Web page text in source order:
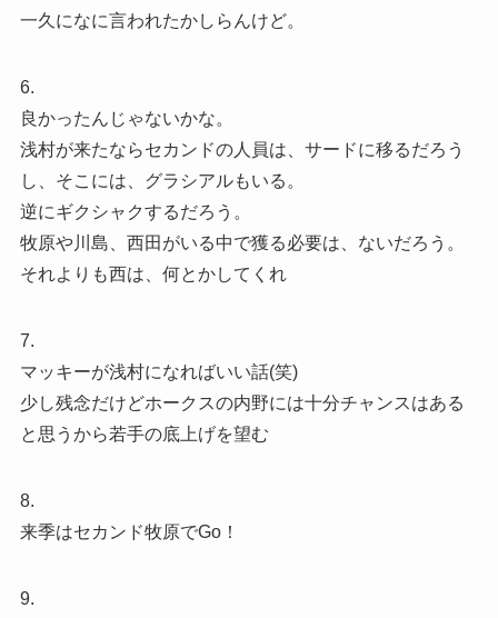
一久になに言われたかしらんけど。
6.
良かったんじゃないかな。
浅村が来たならセカンドの人員は、サードに移るだろう
し、そこには、グラシアルもいる。
逆にギクシャクするだろう。
牧原や川島、西田がいる中で獲る必要は、ないだろう。
それよりも西は、何とかしてくれ
7.
マッキーが浅村になればいい話(笑)
少し残念だけどホークスの内野には十分チャンスはある
と思うから若手の底上げを望む
8.
来季はセカンド牧原でGo！
9.